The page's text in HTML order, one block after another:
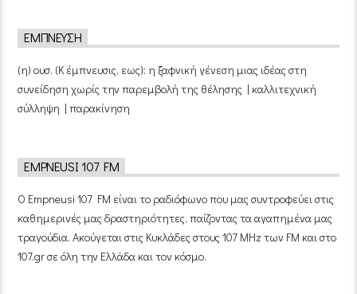
ΈΜΠΝΕΥΣΗ
(η) ουσ. (Κ έμπνευσις, εως): η ξαφνική γένεση μιας ιδέας στη
συνείδηση χωρίς την παρεμβολή της θέλησης | καλλιτεχνική
σύλληψη | παρακίνηση
EMPNEUSI 107 FM
Ο Empneusi 107 FM είναι το ραδιόφωνο που μας συντροφεύει στις
καθημερινές μας δραστηριότητες, παίζοντας τα αγαπημένα μας
τραγούδια. Ακούγεται στις Κυκλάδες στους 107 MHz των FM και στο
107.gr σε όλη την Ελλάδα και τον κόσμο.